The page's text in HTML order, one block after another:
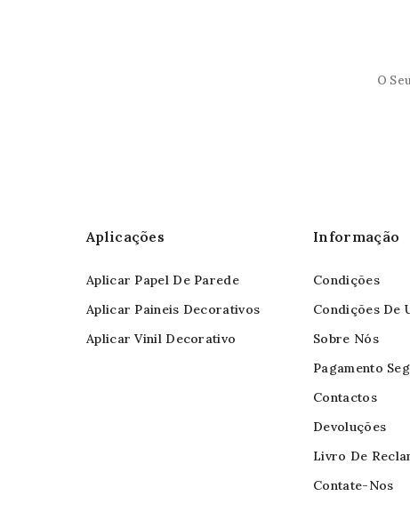
Aplicações
Aplicar Papel De Parede
Aplicar Paineis Decorativos
Aplicar Vinil Decorativo
Informação
Condições
Condições De
Sobre Nós
Pagamento
Contactos
Devoluções
Livro De
Contate-Nos